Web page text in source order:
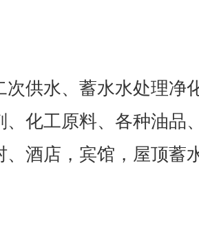
次供水、蓄水水处理净
、化工原料、各种油品
、酒店，宾馆，屋顶蓄